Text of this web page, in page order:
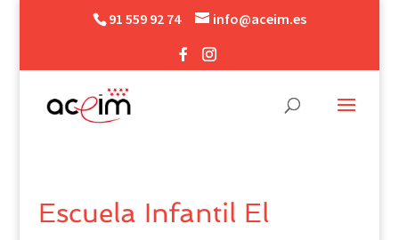
91 559 92 74 info@aceim.es
Escuela Infantil El